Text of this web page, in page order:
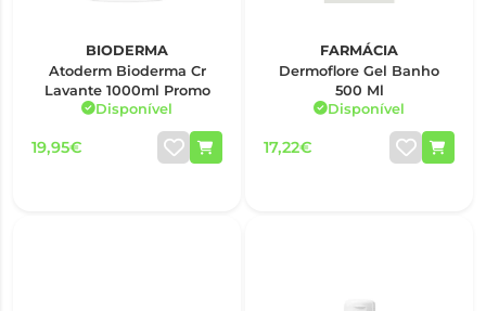
BIODERMA
Atoderm Bioderma Cr
Lavante 1000ml Promo
Disponível
19,95€
FARMÁCIA
Dermoflore Gel Banho
500 Ml
Disponível
17,22€